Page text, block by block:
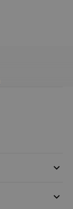
keyboard_arrow_down
keyboard_arrow_down